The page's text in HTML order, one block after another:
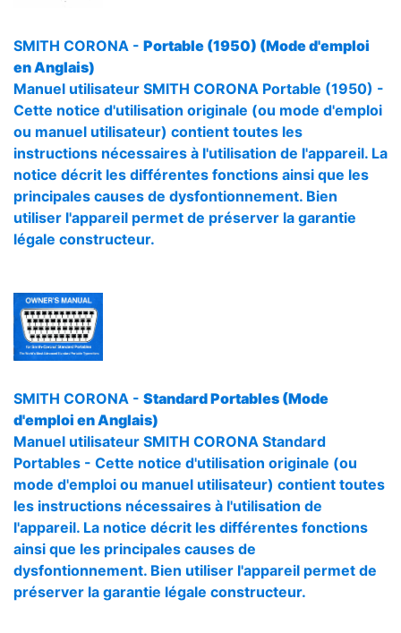
SMITH CORONA - Portable (1950) (Mode d'emploi
en Anglais)
Manuel utilisateur SMITH CORONA Portable (1950) -
Cette notice d'utilisation originale (ou mode d'emploi
ou manuel utilisateur) contient toutes les
instructions nécessaires à l'utilisation de l'appareil. La
notice décrit les différentes fonctions ainsi que les
principales causes de dysfontionnement. Bien
utiliser l'appareil permet de préserver la garantie
légale constructeur.
SMITH CORONA - Standard Portables (Mode
d'emploi en Anglais)
Manuel utilisateur SMITH CORONA Standard
Portables - Cette notice d'utilisation originale (ou
mode d'emploi ou manuel utilisateur) contient toutes
les instructions nécessaires à l'utilisation de
l'appareil. La notice décrit les différentes fonctions
ainsi que les principales causes de
dysfontionnement. Bien utiliser l'appareil permet de
préserver la garantie légale constructeur.